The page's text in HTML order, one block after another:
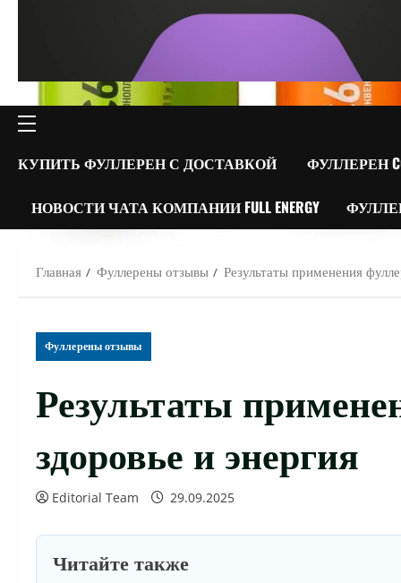
ОСНОВНОЕ
МЕНЮ
КУПИТЬ ФУЛЛЕРЕН С ДОСТАВКОЙ ФУЛЛЕРЕН
НОВОСТИ ЧАТА КОМПАНИИ FULL ENERGY
Главная Фуллерены отзывы Результаты применения
Фуллерены отзывы
Результаты
здоровье и энергия
Editorial Team 29.09.2025
Читайте также